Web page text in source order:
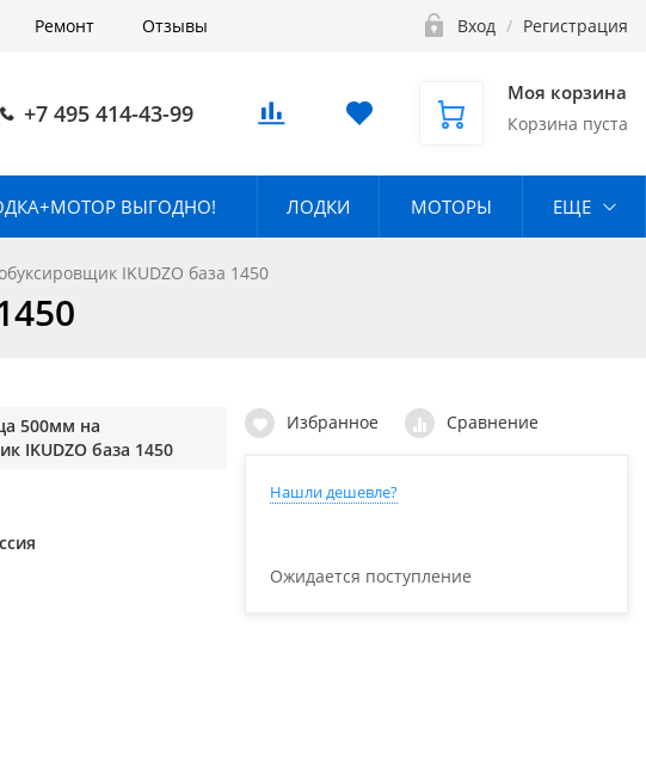
Ремонт Отзывы Вход / Регистрация
+7 495 414-43-99
Моя корзина
Корзина пуста
ВЫГОДНО! ЛОДКИ МОТОРЫ ЕЩЕ
IKUDZO база 1450
500мм на
IKUDZO база 1450
Избранное Сравнение
Нашли дешевле?
Ожидается поступление